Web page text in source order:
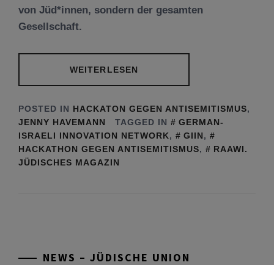
von Jüd*innen, sondern der gesamten
Gesellschaft.
WEITERLESEN
POSTED IN HACKATON GEGEN ANTISEMITISMUS,
JENNY HAVEMANN
TAGGED IN
GERMAN-
ISRAELI INNOVATION NETWORK, GIIN,
HACKATHON GEGEN ANTISEMITISMUS,
RAAWI.
JÜDISCHES MAGAZIN
NEWS – JÜDISCHE UNION